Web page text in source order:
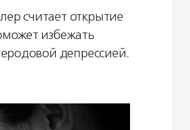
считает открытие
избежать
депрессией.